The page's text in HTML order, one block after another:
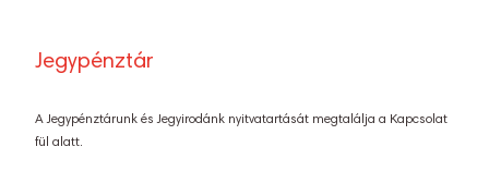
Jegypénztár
A Jegypénztárunk és Jegyirodánk nyitvatartását megtalálja a Kapcsolat
fül alatt.